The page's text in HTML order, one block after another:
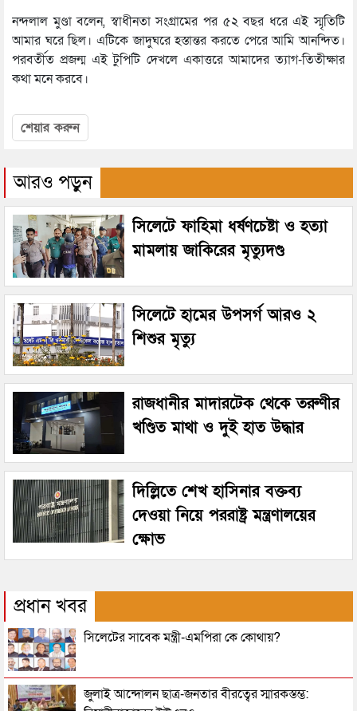
নন্দলাল মুণ্ডা বলেন, স্বাধীনতা সংগ্রামের পর ৫২ বছর ধরে এই স্মৃতিটি
আমার ঘরে ছিল। এটিকে জাদুঘরে হস্তান্তর করতে পেরে আমি আনন্দিত।
পরবর্তীত প্রজন্ম এই টুপিটি দেখলে একাত্তরে আমাদের ত্যাগ-তিতীক্ষার
কথা মনে করবে।
শেয়ার করুন
আরও পড়ুন
সিলেটে ফাহিমা ধর্ষণচেষ্টা ও হত্যা
মামলায় জাকিরের মৃত্যুদণ্ড
সিলেটে হামের উপসর্গ আরও ২
শিশুর মৃত্যু
রাজধানীর মাদারটেক থেকে তরুণীর
খণ্ডিত মাথা ও দুই হাত উদ্ধার
দিল্লিতে শেখ হাসিনার বক্তব্য
দেওয়া নিয়ে পররাষ্ট্র মন্ত্রণালয়ের
ক্ষোভ
প্রধান খবর
সিলেটের সাবেক মন্ত্রী-এমপিরা কে কোথায়?
জুলাই আন্দোলন ছাত্র-জনতার বীরত্বের স্মারকস্তম্ভ: